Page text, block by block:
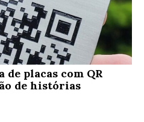
placas com QR
de histórias